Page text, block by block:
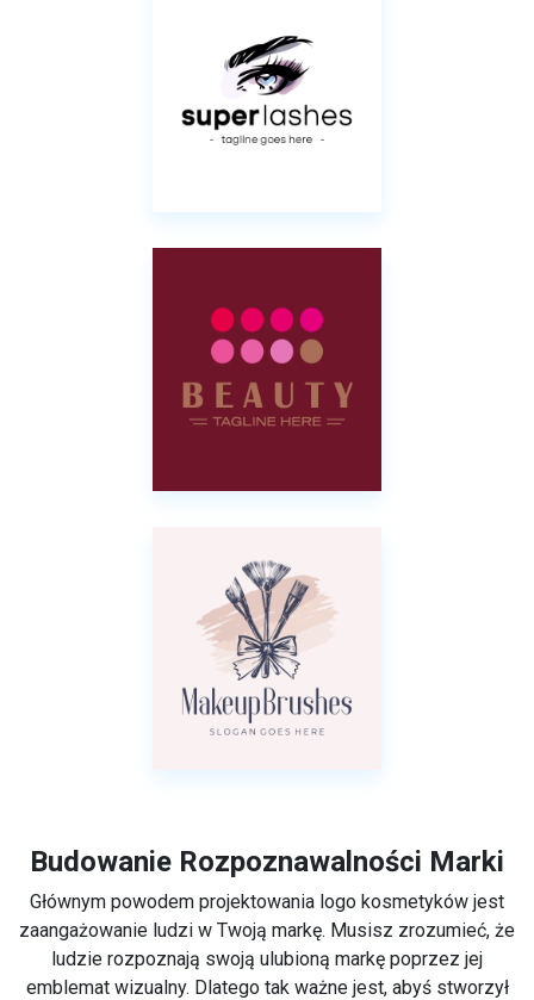
Budowanie Rozpoznawalności Marki
Głównym powodem projektowania logo kosmetyków jest
zaangażowanie ludzi w Twoją markę. Musisz zrozumieć, że
ludzie rozpoznają swoją ulubioną markę poprzez jej
emblemat wizualny. Dlatego tak ważne jest, abyś stworzył